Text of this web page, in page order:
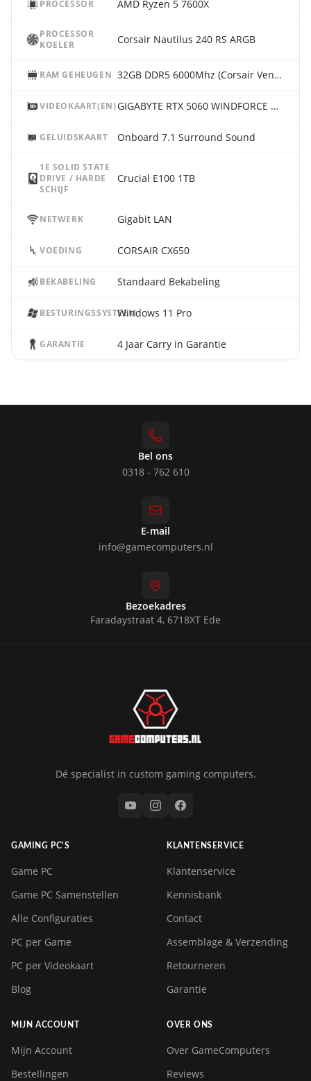
PROCESSOR AMD Ryzen 5 7600X
PROCESSOR
KOELER
Corsair Nautilus 240 RS ARGB
RAM GEHEUGEN 32GB DDR5 6000Mhz (Corsair Vengeance RGB)
VIDEOKAART(EN) GIGABYTE RTX 5060 WINDFORCE OC 8G
GELUIDSKAART Onboard 7.1 Surround Sound
1E SOLID STATE
DRIVE / HARDE
SCHIJF
Crucial E100 1TB
NETWERK Gigabit LAN
VOEDING CORSAIR CX650
BEKABELING Standaard Bekabeling
BESTURINGSSYSTEEMWindows 11 Pro
GARANTIE 4 Jaar Carry in Garantie
Bel ons
0318 - 762 610
E-mail
info@gamecomputers.nl
Bezoekadres
Faradaystraat 4, 6718XT Ede
Dé specialist in custom gaming computers.
GAMING PC'S
Game PC
Game PC Samenstellen
Alle Configuraties
PC per Game
PC per Videokaart
Blog
KLANTENSERVICE
Klantenservice
Kennisbank
Contact
Assemblage & Verzending
Retourneren
Garantie
MIJN ACCOUNT
Mijn Account
Bestellingen
OVER ONS
Over GameComputers
Reviews